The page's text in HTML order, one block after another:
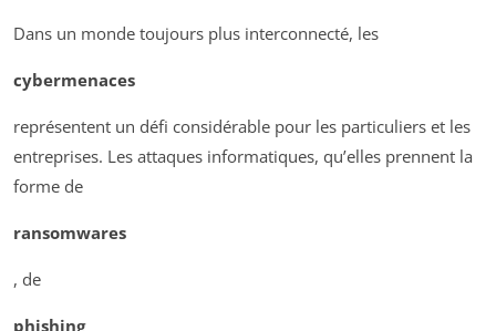
Dans un monde toujours plus interconnecté, les
cybermenaces
représentent un défi considérable pour les particuliers et les
entreprises. Les attaques informatiques, qu’elles prennent la
forme de
ransomwares
, de
phishing